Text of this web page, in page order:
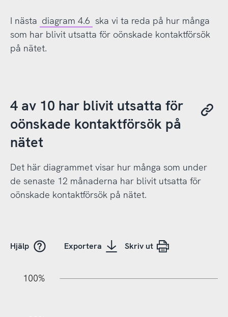
I nästa diagram 4.6 ska vi ta reda på hur många
som har blivit utsatta för oönskade kontaktförsök
på nätet.
4 av 10 har blivit utsatta för
oönskade kontaktförsök på
nätet
Det här diagrammet visar hur många som under
de senaste 12 månaderna har blivit utsatta för
oönskade kontaktförsök på nätet.
Hjälp Exportera Skriv ut
100%